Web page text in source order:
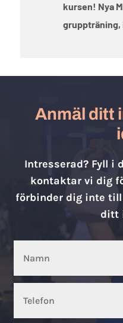
kursen! Nya
gruppträning,
Anmäl ditt
Intresserad? Fyll i
kontaktar vi dig
förbinder dig inte
ditt